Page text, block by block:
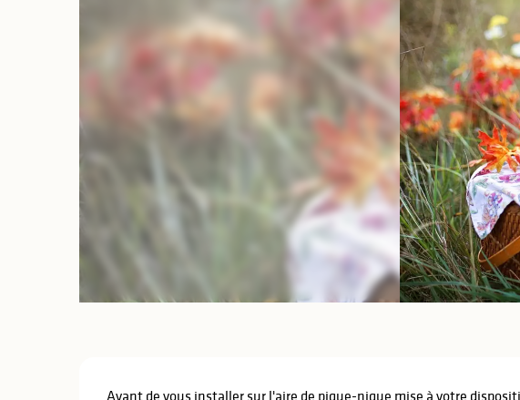
Avant de vous installer sur l'aire de pique-nique mise à votre